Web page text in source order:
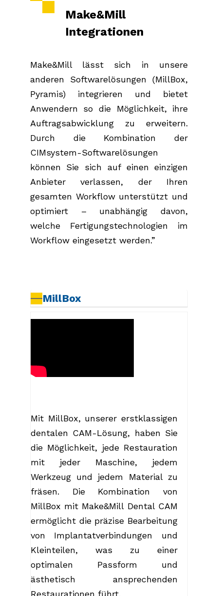
Make&Mill
Integrationen
Make&Mill lässt sich in unsere
anderen Softwarelösungen (MillBox,
Pyramis) integrieren und bietet
Anwendern so die Möglichkeit, ihre
Auftragsabwicklung zu erweitern.
Durch die Kombination der
CIMsystem-Softwarelösungen
können Sie sich auf einen einzigen
Anbieter verlassen, der Ihren
gesamten Workflow unterstützt und
optimiert – unabhängig davon,
welche Fertigungstechnologien im
Workflow eingesetzt werden.”
MillBox
Mit MillBox, unserer erstklassigen
dentalen CAM-Lösung, haben Sie
die Möglichkeit, jede Restauration
mit jeder Maschine, jedem
Werkzeug und jedem Material zu
fräsen. Die Kombination von
MillBox mit Make&Mill Dental CAM
ermöglicht die präzise Bearbeitung
von Implantatverbindungen und
Kleinteilen, was zu einer
optimalen Passform und
ästhetisch ansprechenden
Restaurationen führt.